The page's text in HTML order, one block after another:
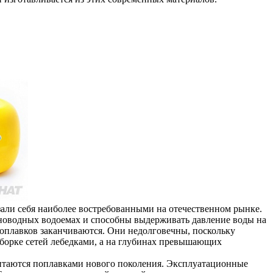
себя наиболее востребованными на отечественном рынке.
водоемах и способны выдерживать давление воды на
заканчиваются. Они недолговечны, поскольку
сетей лебедками, а на глубинах превышающих
поплавками нового поколения. Эксплуатационные